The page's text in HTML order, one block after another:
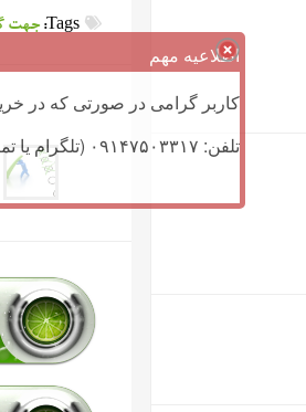
جهت
اطلاعیه مهم
کاربر گرامی در صورتی که در
تلفن: ۰۹۱۴۷۵۰۳۳۱۷ (تلگرام یا تماس)